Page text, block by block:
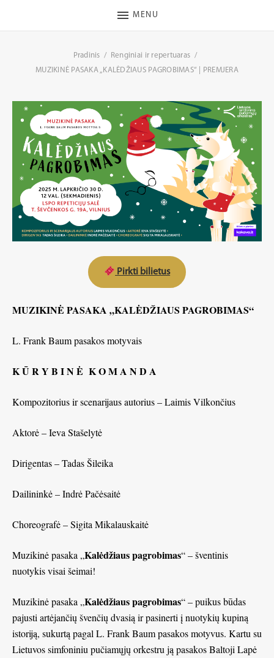
MENU
Pradinis
Renginiai ir repertuaras
MUZIKINĖ PASAKA „KALĖDŽIAUS PAGROBIMAS“ | PREMJERA
Pirkti bilietus
MUZIKINĖ PASAKA „KALĖDŽIAUS PAGROBIMAS“
L. Frank Baum pasakos motyvais
K Ū R Y B I N Ė K O M A N D A
Kompozitorius ir scenarijaus autorius – Laimis Vilkončius
Aktorė – Ieva Stašelytė
Dirigentas – Tadas Šileika
Dailininkė – Indrė Pačėsaitė
Choreografė – Sigita Mikalauskaitė
Muzikinė pasaka „Kalėdžiaus pagrobimas“ – šventinis
nuotykis visai šeimai!
Muzikinė pasaka „Kalėdžiaus pagrobimas“ – puikus būdas
pajusti artėjančių švenčių dvasią ir pasinerti į nuotykių kupiną
istoriją, sukurtą pagal L. Frank Baum pasakos motyvus. Kartu su
Lietuvos simfoniniu pučiamųjų orkestru ją pasakos Baltoji Lapė